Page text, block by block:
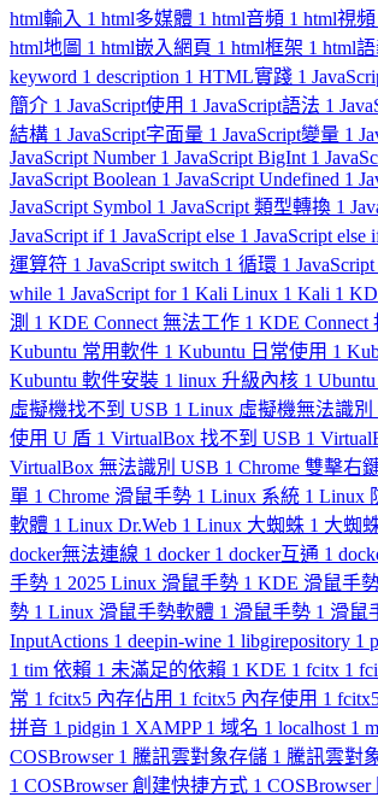
html輸入 1 html多媒體 1 html音頻 1 html視頻
html地圖 1 html嵌入網頁 1 html框架 1 html
keyword 1 description 1 HTML實踐 1
簡介 1 JavaScript使用 1 JavaScript語法 1
結構 1 JavaScript字面量 1 JavaScript變量 1
JavaScript Number 1 JavaScript BigInt 1
JavaScript Boolean 1 JavaScript Undefined 1
JavaScript Symbol 1 JavaScript 類型轉換 1
JavaScript if 1 JavaScript else 1 JavaScript else
運算符 1 JavaScript switch 1 循環 1
while 1 JavaScript for 1 Kali Linux 1 Kali 1
測 1 KDE Connect 無法工作 1 KDE Connect
Kubuntu 常用軟件 1 Kubuntu 日常使用 1
Kubuntu 軟件安裝 1 linux 升級內核 1
虛擬機找不到 USB 1 Linux 虛擬機無法識別
使用 U 盾 1 VirtualBox 找不到 USB 1
VirtualBox 無法識別 USB 1 Chrome 雙擊右
單 1 Chrome 滑鼠手勢 1 Linux 系統 1 Linux
軟體 1 Linux Dr.Web 1 Linux 大蜘蛛 1 大蜘
docker無法連線 1 docker 1 docker互通 1
手勢 1 2025 Linux 滑鼠手勢 1 KDE 滑鼠手
勢 1 Linux 滑鼠手勢軟體 1 滑鼠手勢 1 滑鼠
InputActions 1 deepin-wine 1 libgirepository 1
1 tim 依賴 1 未滿足的依賴 1 KDE 1 fcitx 1
常 1 fcitx5 內存佔用 1 fcitx5 內存使用 1
拼音 1 pidgin 1 XAMPP 1 域名 1 localhost 1
COSBrowser 1 騰訊雲對象存儲 1 騰訊雲對
1 COSBrowser 創建快捷方式 1 COSBrowser